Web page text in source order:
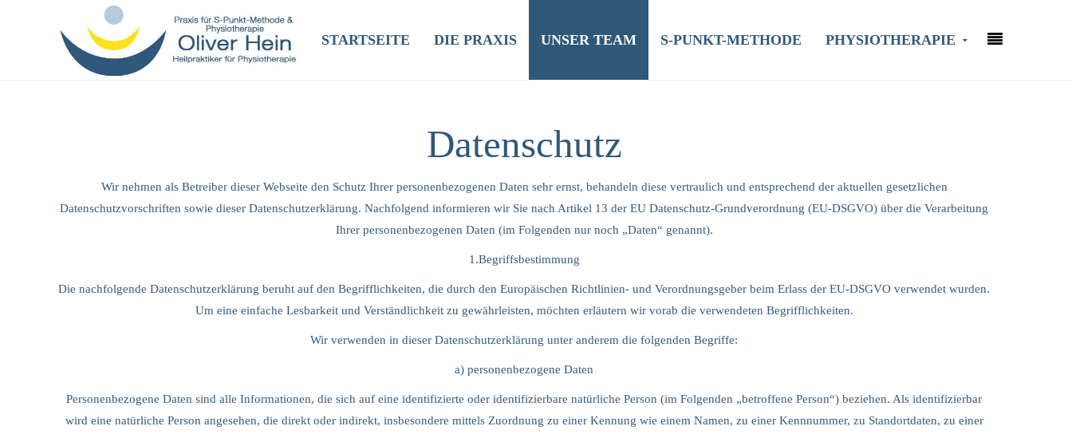
STARTSEITE DIE PRAXIS UNSER TEAM S-PUNKT-METHODE PHYSIOTHERAPIE
Datenschutz
Wir nehmen als Betreiber dieser Webseite den Schutz Ihrer personenbezogenen Daten sehr ernst, behandeln diese vertraulich und entsprechend der aktuellen gesetzlichen
Datenschutzvorschriften sowie dieser Datenschutzerklärung. Nachfolgend informieren wir Sie nach Artikel 13 der EU Datenschutz-Grundverordnung (EU-DSGVO) über die Verarbeitung
Ihrer personenbezogenen Daten (im Folgenden nur noch „Daten“ genannt).
1.Begriffsbestimmung
Die nachfolgende Datenschutzerklärung beruht auf den Begrifflichkeiten, die durch den Europäischen Richtlinien- und Verordnungsgeber beim Erlass der EU-DSGVO verwendet wurden.
Um eine einfache Lesbarkeit und Verständlichkeit zu gewährleisten, möchten erläutern wir vorab die verwendeten Begrifflichkeiten.
Wir verwenden in dieser Datenschutzerklärung unter anderem die folgenden Begriffe:
a) personenbezogene Daten
Personenbezogene Daten sind alle Informationen, die sich auf eine identifizierte oder identifizierbare natürliche Person (im Folgenden „betroffene Person“) beziehen. Als identifizierbar
wird eine natürliche Person angesehen, die direkt oder indirekt, insbesondere mittels Zuordnung zu einer Kennung wie einem Namen, zu einer Kennnummer, zu Standortdaten, zu einer